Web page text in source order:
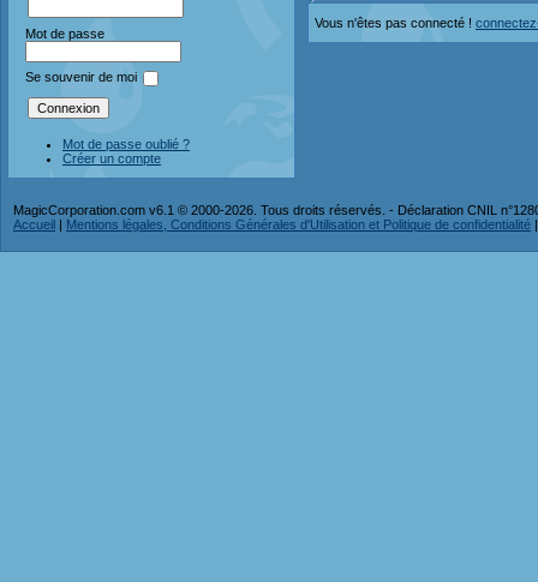
Mot de passe
Se souvenir de moi
Mot de passe oublié ?
Créer un compte
Vous n'êtes pas connecté !
MagicCorporation.com v6.1 © 2000-2026. Tous droits réservés. - Déclaration CNIL
Accueil | Mentions légales, Conditions Générales d'Utilisation et Politique de confidentialité